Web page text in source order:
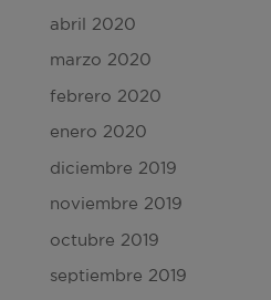
abril 2020
marzo 2020
febrero 2020
enero 2020
diciembre 2019
noviembre 2019
octubre 2019
septiembre 2019